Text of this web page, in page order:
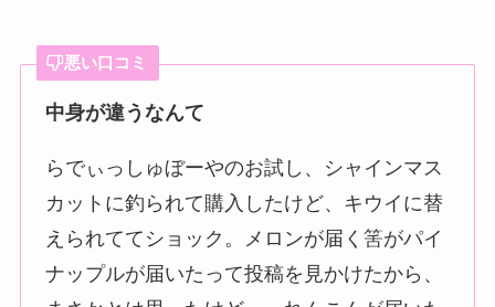
悪い口コミ
中身が違うなんて
らでぃっしゅぼーやのお試し、シャインマス
カットに釣られて購入したけど、キウイに替
えられててショック。メロンが届く筈がパイ
ナップルが届いたって投稿を見かけたから、